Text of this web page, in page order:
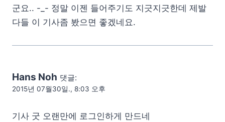
군요.. -_- 정말 이젠 들어주기도 지긋지긋한데 제발
다들 이 기사좀 봤으면 좋겠네요.
Hans Noh 댓글:
2015년 07월30일., 8:03 오후
기사 굿 오랜만에 로그인하게 만드네